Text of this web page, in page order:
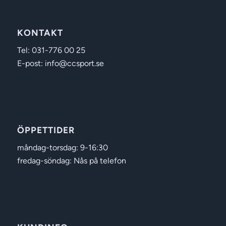
KONTAKT
Tel: 031-776 00 25
E-post: info@ccsport.se
ÖPPETTIDER
måndag-torsdag: 9-16:30
fredag-söndag: Nås på telefon